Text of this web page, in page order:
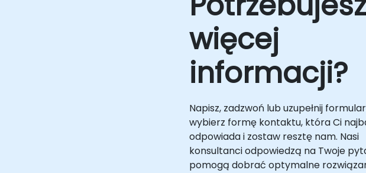
centrach korporacyjnych NobleProg w , aby
architektury i wdrożenie rozwiązania.
w Twoich obiektach w lub w centrach
korporacyjnych
warunkach ściśle
wewnętrznymi
obecne możliwości,
architektury rozwiązań i
skalowalne aplikacje,
Lokalny Partner
Technologicznego.
więcej
informacji?
Napisz, zadzwoń lub uzupełnij
wybierz formę kontaktu, która Ci
odpowiada i zostaw resztę nam. Nasi
konsultanci odpowiedzą na Twoje
pomogą dobrać optymalne